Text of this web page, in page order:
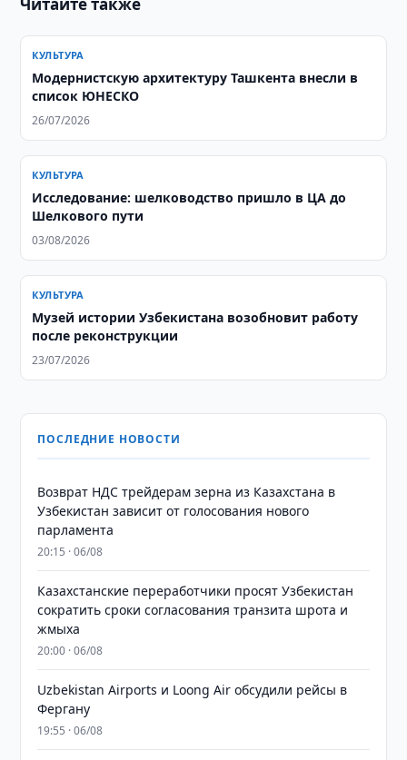
КУЛЬТУРА
Модернистскую архитектуру Ташкента внесли в
список ЮНЕСКО
26/07/2026
КУЛЬТУРА
Исследование: шелководство пришло в ЦА до
Шелкового пути
03/08/2026
КУЛЬТУРА
Музей истории Узбекистана возобновит работу
после реконструкции
23/07/2026
ПОСЛЕДНИЕ НОВОСТИ
Возврат НДС трейдерам зерна из Казахстана в
Узбекистан зависит от голосования нового
парламента
20:15 · 06/08
Казахстанские переработчики просят Узбекистан
сократить сроки согласования транзита шрота и
жмыха
20:00 · 06/08
Uzbekistan Airports и Loong Air обсудили рейсы в
Фергану
19:55 · 06/08